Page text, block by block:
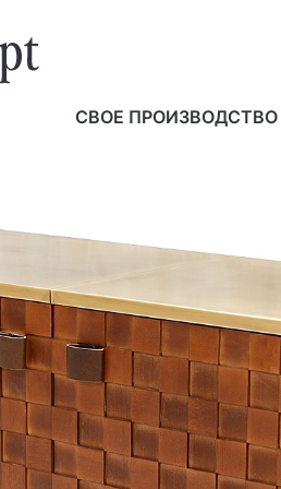
СВОЕ ПРОИЗВОДСТВО